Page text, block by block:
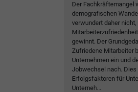
Der Fachkräftemangel
demografischen
verwundert daher
gewinnt. Der
Zufriedene Mitarbeiter
Unternehmen ein und
Jobwechsel nach.
Erfolgsfaktoren für
Unterneh...